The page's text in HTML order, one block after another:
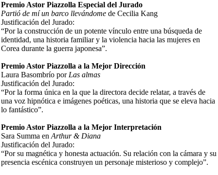
Premio Astor Piazzolla Especial del Jurado
Partió de mí un barco llevándome de Cecilia Kang
Justificación del Jurado:
“Por la construcción de un potente vínculo entre una búsqueda de
identidad, una historia familiar y la violencia hacia las mujeres en
Corea durante la guerra japonesa”.
Premio Astor Piazzolla a la Mejor Dirección
Laura Basombrío por Las almas
Justificación del Jurado:
“Por la forma única en la que la directora decide relatar, a través de
una voz hipnótica e imágenes poéticas, una historia que se eleva hacia
lo fantástico”.
Premio Astor Piazzolla a la Mejor Interpretación
Sara Summa en Arthur & Diana
Justificación del Jurado:
“Por su magnética y honesta actuación. Su relación con la cámara y su
presencia escénica construyen un personaje misterioso y complejo”.